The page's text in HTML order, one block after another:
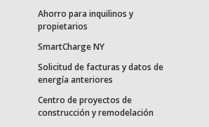
Ahorro para inquilinos y
propietarios
SmartCharge NY
Solicitud de facturas y datos de
energía anteriores
Centro de proyectos de
construcción y remodelación